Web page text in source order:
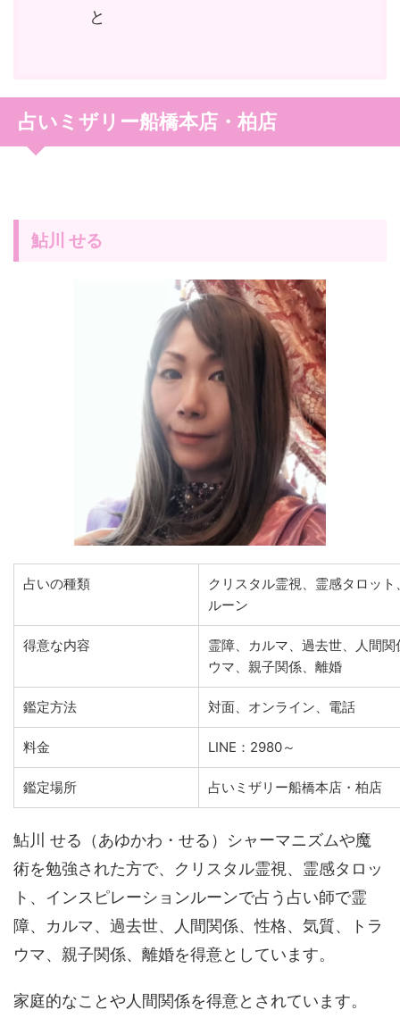
と
占いミザリー船橋本店・柏店
鮎川 せる
占いの種類
クリスタル霊視、霊感タロッ
ルーン
得意な内容
霊障、カルマ、過去世、人間
ウマ、親子関係、離婚
鑑定方法 対面、オンライン、電話
料金 LINE：2980～
鑑定場所 占いミザリー船橋本店・柏店
鮎川 せる（あゆかわ・せる）シャーマニズムや魔
術を勉強された方で、クリスタル霊視、霊感タロッ
ト、インスピレーションルーンで占う占い師で霊
障、カルマ、過去世、人間関係、性格、気質、トラ
ウマ、親子関係、離婚を得意としています。
家庭的なことや人間関係を得意とされています。